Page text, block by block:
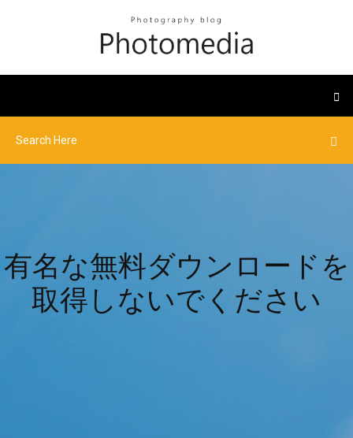
有名な無料ダウンロードを
取得しないでください